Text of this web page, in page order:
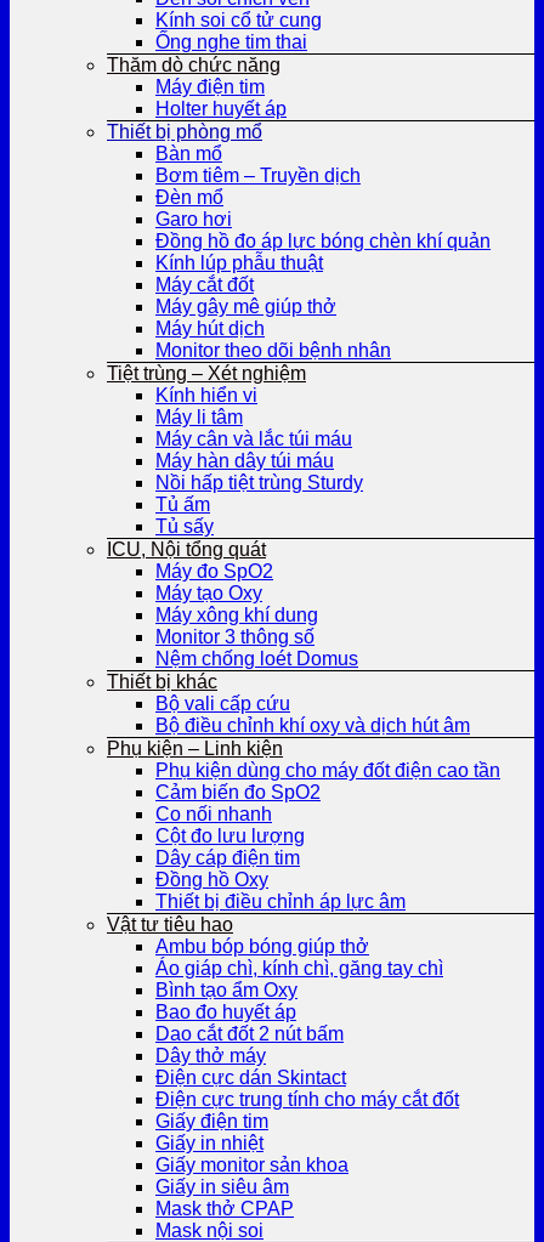
Kính soi cổ tử cung
Ống nghe tim thai
Thăm dò chức năng
Máy điện tim
Holter huyết áp
Thiết bị phòng mổ
Bàn mổ
Bơm tiêm – Truyền dịch
Đèn mổ
Garo hơi
Đồng hồ đo áp lực bóng chèn khí quản
Kính lúp phẫu thuật
Máy cắt đốt
Máy gây mê giúp thở
Máy hút dịch
Monitor theo dõi bệnh nhân
Tiệt trùng – Xét nghiệm
Kính hiển vi
Máy li tâm
Máy cân và lắc túi máu
Máy hàn dây túi máu
Nồi hấp tiệt trùng Sturdy
Tủ ấm
Tủ sấy
ICU, Nội tổng quát
Máy đo SpO2
Máy tạo Oxy
Máy xông khí dung
Monitor 3 thông số
Nệm chống loét Domus
Thiết bị khác
Bộ vali cấp cứu
Bộ điều chỉnh khí oxy và dịch hút âm
Phụ kiện – Linh kiện
Phụ kiện dùng cho máy đốt điện cao tần
Cảm biến đo SpO2
Co nối nhanh
Cột đo lưu lượng
Dây cáp điện tim
Đồng hồ Oxy
Thiết bị điều chỉnh áp lực âm
Vật tư tiêu hao
Ambu bóp bóng giúp thở
Áo giáp chì, kính chì, găng tay chì
Bình tạo ẩm Oxy
Bao đo huyết áp
Dao cắt đốt 2 nút bấm
Dây thở máy
Điện cực dán Skintact
Điện cực trung tính cho máy cắt đốt
Giấy điện tim
Giấy in nhiệt
Giấy monitor sản khoa
Giấy in siêu âm
Mask thở CPAP
Mask nội soi